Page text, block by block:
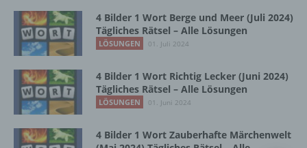
4 Bilder 1 Wort Berge und Meer (Juli 2024)
Tägliches Rätsel – Alle Lösungen
LÖSUNGEN 01. Juli 2024
4 Bilder 1 Wort Richtig Lecker (Juni 2024)
Tägliches Rätsel – Alle Lösungen
LÖSUNGEN 01. Juni 2024
4 Bilder 1 Wort Zauberhafte Märchenwelt
d) Einschränkung der Verarbeitung
Einschränkung der Verarbeitung ist die
Markierung gespeicherter
personenbezogener Daten mit dem Ziel, ihre
künftige Verarbeitung einzuschränken.
e) Profiling